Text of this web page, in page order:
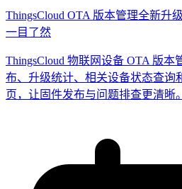
ThingsCloud OTA 版本管理全新升
一目了然
ThingsCloud 物联网设备 OTA 版本
布、升级统计、相关设备状态查询
页，让固件发布与问题排查更清晰。